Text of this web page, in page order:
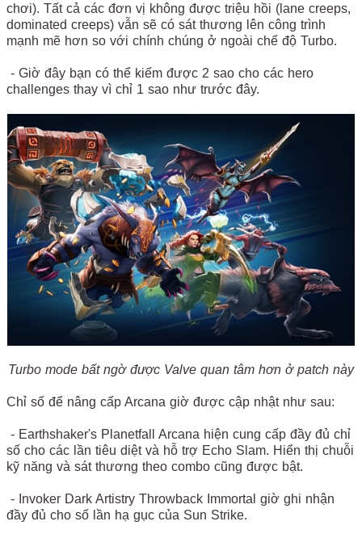
chơi). Tất cả các đơn vị không được triệu hồi (lane creeps,
dominated creeps) vẫn sẽ có sát thương lên công trình
mạnh mẽ hơn so với chính chúng ở ngoài chế độ Turbo.
- Giờ đây bạn có thể kiếm được 2 sao cho các hero
challenges thay vì chỉ 1 sao như trước đây.
Turbo mode bất ngờ được Valve quan tâm hơn ở patch này
Chỉ số để nâng cấp Arcana giờ được cập nhật như sau:
- Earthshaker's Planetfall Arcana hiện cung cấp đầy đủ chỉ
số cho các lần tiêu diệt và hỗ trợ Echo Slam. Hiển thị chuỗi
kỹ năng và sát thương theo combo cũng được bật.
- Invoker Dark Artistry Throwback Immortal giờ ghi nhận
đầy đủ cho số lần hạ gục của Sun Strike.